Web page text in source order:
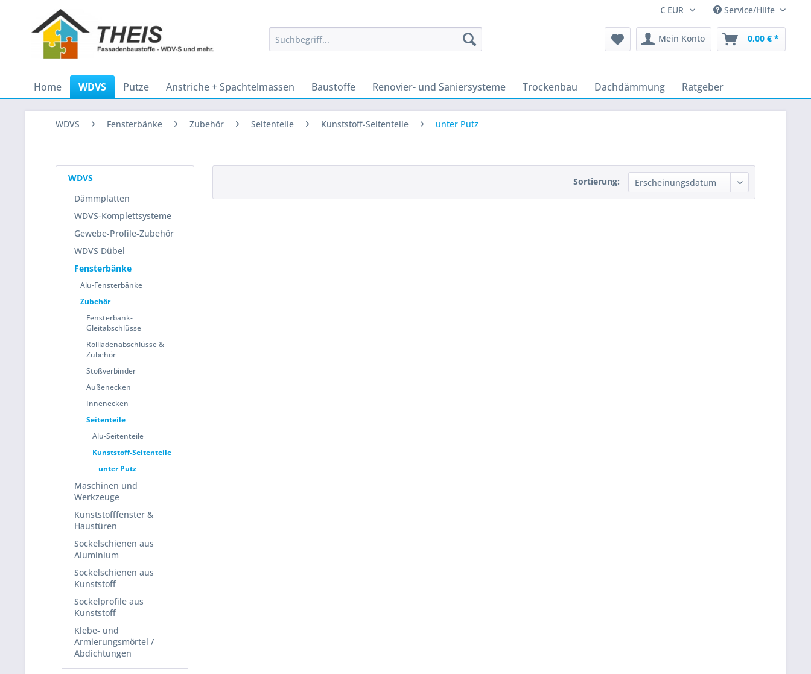
Service/Hilfe
Mein Konto 0,00 € *
Home WDVS Putze Anstriche + Spachtelmassen Baustoffe Renovier- und Saniersysteme Trockenbau Dachdämmung Ratgeber
WDVS Fensterbänke Zubehör Seitenteile Kunststoff-Seitenteile unter Putz
WDVS
Dämmplatten
WDVS-Komplettsysteme
Gewebe-Profile-Zubehör
WDVS Dübel
Fensterbänke
Alu-Fensterbänke
Zubehör
Fensterbank-
Gleitabschlüsse
Rollladenabschlüsse &
Zubehör
Stoßverbinder
Außenecken
Innenecken
Seitenteile
Alu-Seitenteile
Kunststoff-Seitenteile
unter Putz
Maschinen und
Werkzeuge
Kunststofffenster &
Haustüren
Sockelschienen aus
Aluminium
Sockelschienen aus
Kunststoff
Sockelprofile aus
Kunststoff
Klebe- und
Armierungsmörtel /
Abdichtungen
Sortierung: